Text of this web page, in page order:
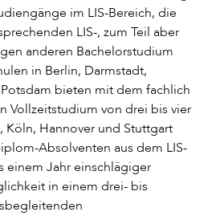
im LIS-Bereich, die
LIS-, zum Teil aber
anderen Bachelorstudium
in Berlin, Darmstadt,
bieten mit dem fachlich
Vollzeitstudium von drei bis vier
Köln, Hannover und Stuttgart
Absolventen aus dem LIS-
einem Jahr einschlägiger
in einem drei- bis